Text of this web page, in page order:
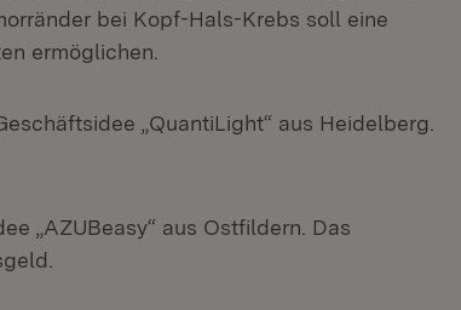
bei Kopf-Hals-Krebs soll eine
ermöglichen.
„QuantiLight“ aus Heidelberg.
„AZUBeasy“ aus Ostfildern. Das